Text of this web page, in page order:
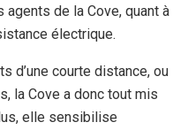
de la Cove, quant à
électrique.
d’une courte distance, ou
la Cove a donc tout mis
elle sensibilise